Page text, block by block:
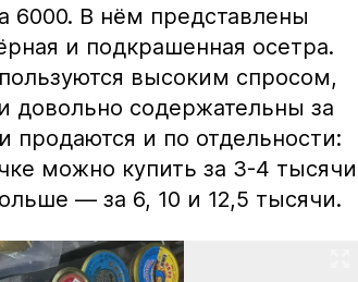
6000. В нём представлены
и подкрашенная осетра.
высоким спросом,
довольно содержательны за
и по отдельности:
можно купить за 3-4 тысячи
— за 6, 10 и 12,5 тысячи.